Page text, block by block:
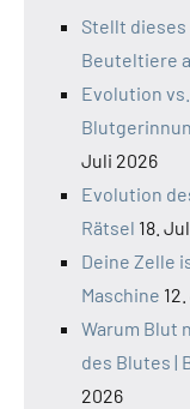
Stellt
Beuteltiere
Evolution
Juli 2026
Evolution
Rätsel 18.
Deine Zelle
Maschine
Warum Blut
des Blutes |
2026